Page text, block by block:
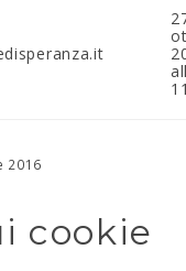
2016
cookie